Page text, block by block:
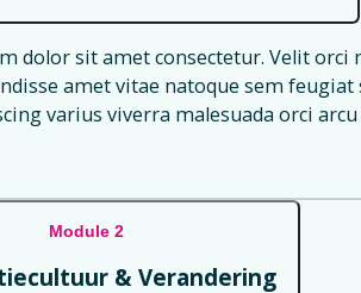
dolor sit amet consectetur. Velit
amet vitae natoque sem
varius viverra malesuada orci
Module 2
& Verandering